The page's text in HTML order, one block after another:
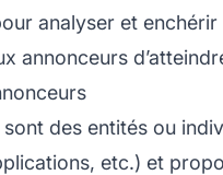
analyser et
annonceurs
sont des entités ou
etc.) et